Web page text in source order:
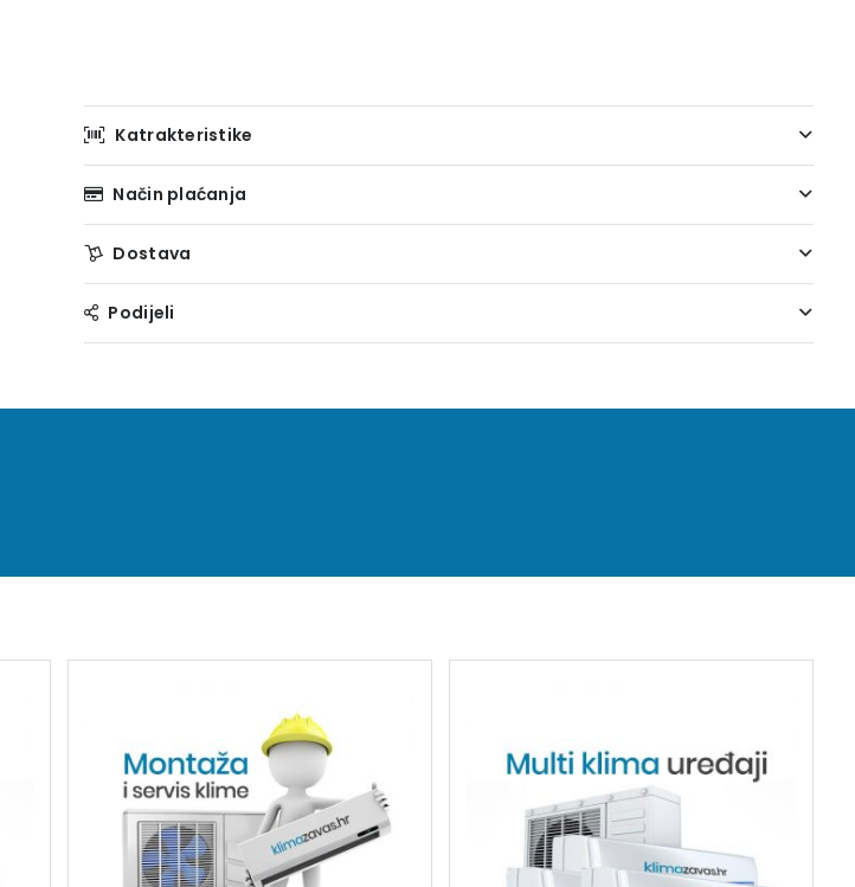
Katrakteristike
Način plaćanja
Dostava
Podijeli